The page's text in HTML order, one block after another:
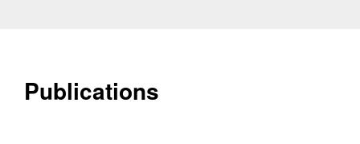
Publications